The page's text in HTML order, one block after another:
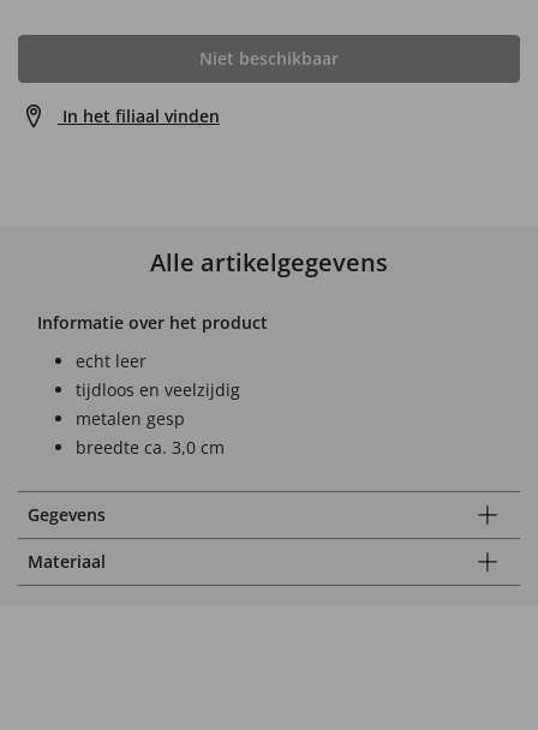
Niet beschikbaar
In het filiaal vinden
Alle artikelgegevens
Informatie over het product
echt leer
tijdloos en veelzijdig
metalen gesp
breedte ca. 3,0 cm
Gegevens
Materiaal